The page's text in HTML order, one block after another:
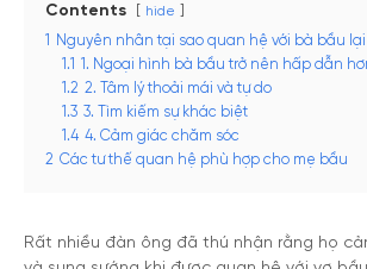
Contents hide
1
Nguyên nhân tại sao quan hệ với bà bầu lại
1.1 1. Ngoại hình bà bầu trở nên hấp dẫn
1.2 2. Tâm lý thoải mái và tự do
1.3 3. Tìm kiếm sự khác biệt
1.4 4. Cảm giác chăm sóc
2 Các tư thế quan hệ phù hợp cho mẹ bầu
Rất nhiều đàn ông đã thú nhận rằng họ